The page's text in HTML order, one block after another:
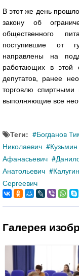
В этот же день
закону об
общественного
поступившие от
направлены на
работающих в этой
депутатов, ранее
торговлю
выполняющие все
Теги:
Богданов
Николаевич
Афанасьевич
Анатольевич
Сергеевич
Галерея